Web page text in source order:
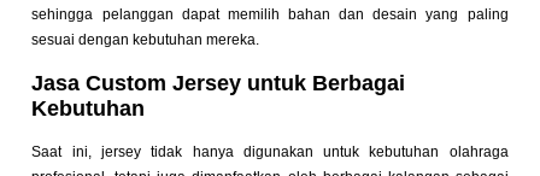
sehingga pelanggan dapat memilih bahan dan desain yang paling
sesuai dengan kebutuhan mereka.
Jasa Custom Jersey untuk Berbagai
Kebutuhan
Saat ini, jersey tidak hanya digunakan untuk kebutuhan olahraga